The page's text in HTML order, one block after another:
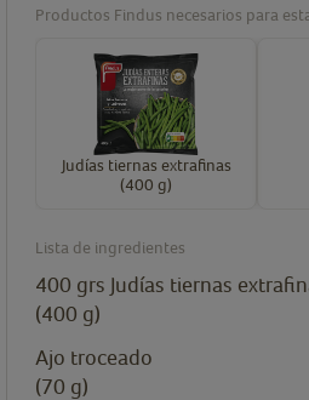
Productos Findus necesarios para
Judías tiernas extrafinas
(400 g)
Lista de ingredientes
400 grs Judías tiernas
(400 g)
Ajo troceado
(70 g)